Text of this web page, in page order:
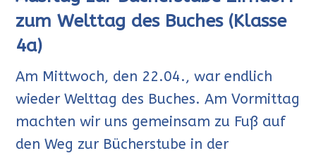
zum Welttag des Buches (Klasse
4a)
Am Mittwoch, den 22.04., war endlich
wieder Welttag des Buches. Am Vormittag
machten wir uns gemeinsam zu Fuß auf
den Weg zur Bücherstube in der